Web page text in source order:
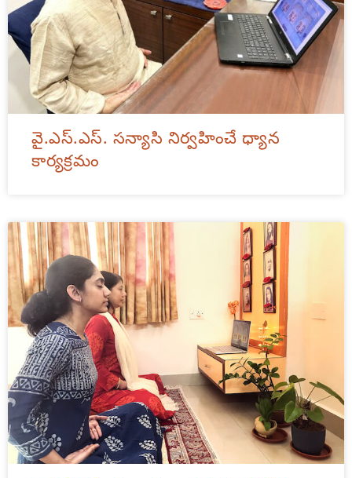
వై.ఎస్.ఎస్. సన్యాసి నిర్వహించే ధ్యాన
కార్యక్రమం